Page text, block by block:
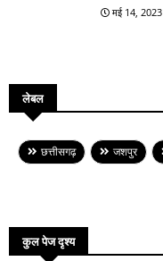
मई 14, 2023
लेबल
छत्तीसगढ़ जशपुर
कुल पेज दृश्य